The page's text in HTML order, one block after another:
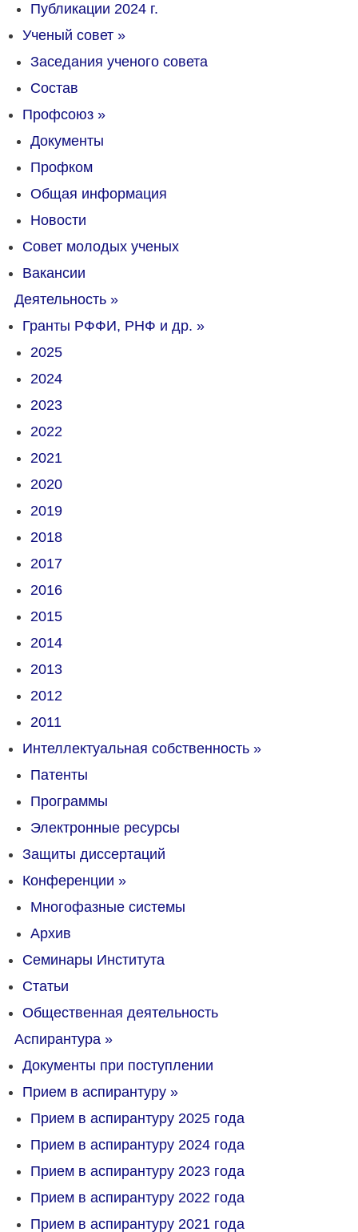
Публикации 2024 г.
Ученый совет »
Заседания ученого совета
Состав
Профсоюз »
Документы
Профком
Общая информация
Новости
Совет молодых ученых
Вакансии
Деятельность »
Гранты РФФИ, РНФ и др. »
2025
2024
2023
2022
2021
2020
2019
2018
2017
2016
2015
2014
2013
2012
2011
Интеллектуальная собственность »
Патенты
Программы
Электронные ресурсы
Защиты диссертаций
Конференции »
Многофазные системы
Архив
Семинары Института
Статьи
Общественная деятельность
Аспирантура »
Документы при поступлении
Прием в аспирантуру »
Прием в аспирантуру 2025 года
Прием в аспирантуру 2024 года
Прием в аспирантуру 2023 года
Прием в аспирантуру 2022 года
Прием в аспирантуру 2021 года